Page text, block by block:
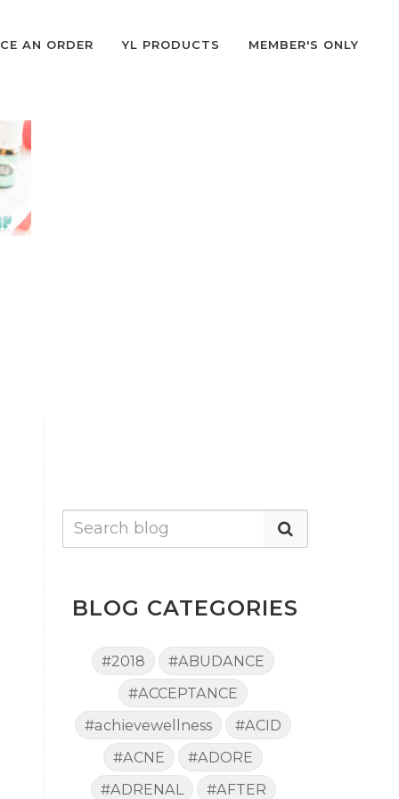
AN ORDER YL PRODUCTS MEMBER'S ONLY
BLOG CATEGORIES
#2018
#ABUDANCE
#ACCEPTANCE
#achievewellness
#ACID
#ACNE
#ADORE
#ADRENAL
#AFTER